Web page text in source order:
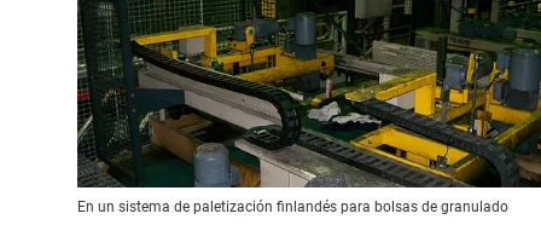
En un sistema de paletización finlandés para bolsas de granulado